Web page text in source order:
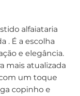
alfaiataria
. É a escolha
e elegância.
mais atualizada
um toque
copinho e